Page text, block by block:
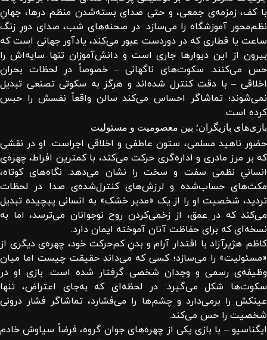
با کف، زمزمه‌ی جمعی، و حتی صدای بسته‌شدن منظم درها، جهانِ
نظم‌محور آموزشگاه را می‌سازد. در صحنه‌های شب، صدای دورِ زنگ
ساعت یا قطاری که در دوردست عبور می‌کند، یادآور جهانی است که
بیرون از این دیوارها جاری است و دانش‌آموزان تنها سایه‌اش را
حس می‌کنند. سکوت‌های ناگهانی – خصوصاً در لحظات بحران
اخلاقی – با دقت کنترل شده‌اند و هرگز به سکوتی تصنعی تبدیل
نمی‌شوند؛ تماشاگر احساس می‌کند سالن واقعاً نفسش را حبس
کرده است.
بازی‌های بازیگران؛ بین معصومیت و مسئولیت
حضور ناهید مسلمی، ستون عاطفی و اخلاقی اجراست. او در نقشی
که بر مرز مادری و اداره‌گری حرکت می‌کند، با کمترین افراط، چهره‌ی
انسانیِ نظمی سفت و سخت را نشان می‌دهد. نگاه‌های کوتاه،
مکث‌های حساب‌شده و لرزش‌های کنترل‌شده‌ی صدا در لحظات
تردید، شخصیت او را از یک «مدیر خشک» به انسانی پیچیده تبدیل
می‌کند که در عمق، از زخمی‌کردن روح نوجوانان می‌ترسد، اما به
نسخه‌ای که برای حفاظت آنان آموخته ایمان دارد.
کاظم ‌هژیرآزاد با اقتدار آرام و بدنِ کم‌حرکت خود، چهره‌ی دیگری از
«مسئولیت» را می‌سازد؛ کسی که می‌داند حقیقت چیست اما میان
وظیفه‌ی رسمی و وجدان شخصی گرفتار شده است. بازی او در
سکوت‌ها شکل می‌گیرد: در لحظه‌ای که به‌جای اعتراض، تنها
عینکش را برمی‌دارد و چشم‌ها را می‌فشارد، تماشاگر فشار درونی
شخصیت را حس می‌کند.
ایگناسیو – با بازی یکی از چهره‌های جوان گروه، فرضاً سیاوش خادم